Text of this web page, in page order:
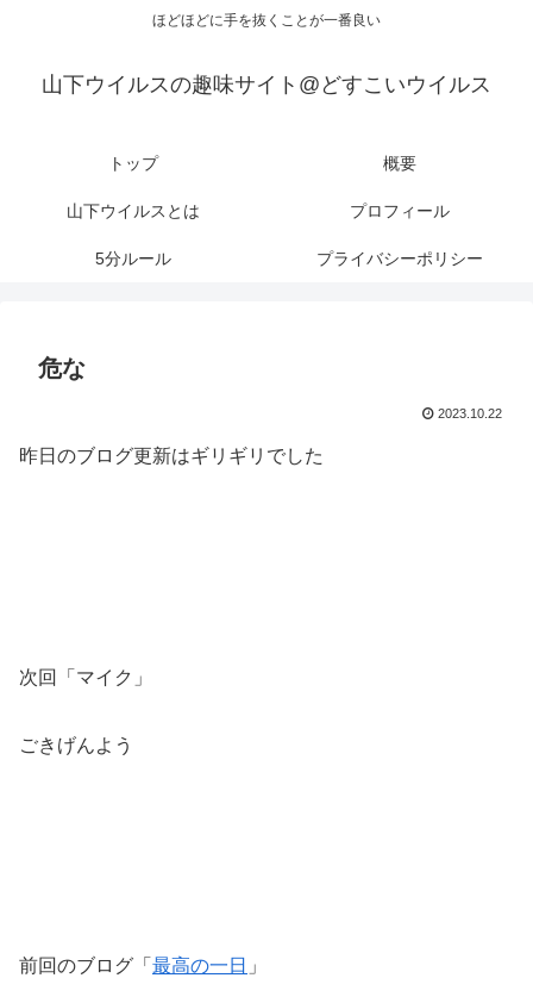
ほどほどに手を抜くことが一番良い
山下ウイルスの趣味サイト@どすこいウイルス
トップ 概要
山下ウイルスとは プロフィール
5分ルール プライバシーポリシー
危な
2023.10.22
昨日のブログ更新はギリギリでした
次回「マイク」
ごきげんよう
前回のブログ「 最高の一日 」